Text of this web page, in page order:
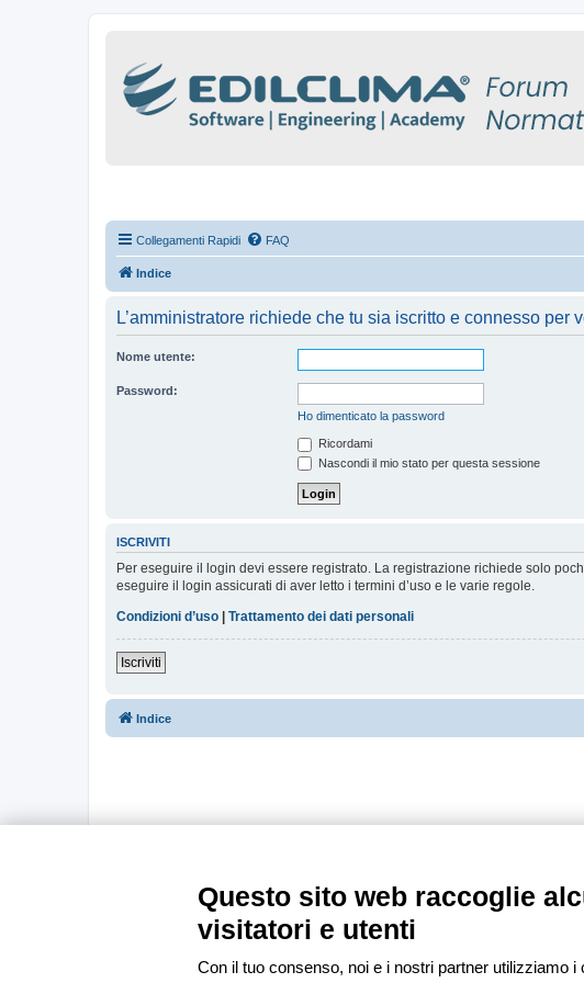
Collegamenti Rapidi FAQ
Indice
L’amministratore richiede che tu sia iscritto e connesso per
Nome utente:
Password:
Ho dimenticato la password
Ricordami
Nascondi il mio stato per questa sessione
ISCRIVITI
Per eseguire il login devi essere registrato. La registrazione richiede solo
eseguire il login assicurati di aver letto i termini d’uso e le varie regole.
Condizioni d’uso | Trattamento dei dati personali
Iscriviti
Indice
Questo sito web raccoglie
visitatori e utenti
Con il tuo consenso, noi e i nostri partner utilizziamo